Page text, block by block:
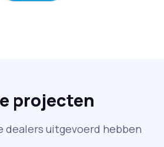
projecten
dealers uitgevoerd hebben